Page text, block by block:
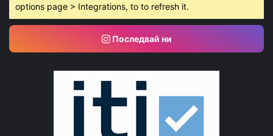
options page > Integrations, to to refresh it.
Последвай ни